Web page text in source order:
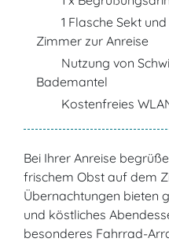
1 Flasche Sekt
Zimmer zur Anreise
Nutzung von
Bademantel
Kostenfreies
Bei Ihrer Anreise
frischem Obst auf dem
Übernachtungen bieten
und köstliches
besonderes Fahrrad-